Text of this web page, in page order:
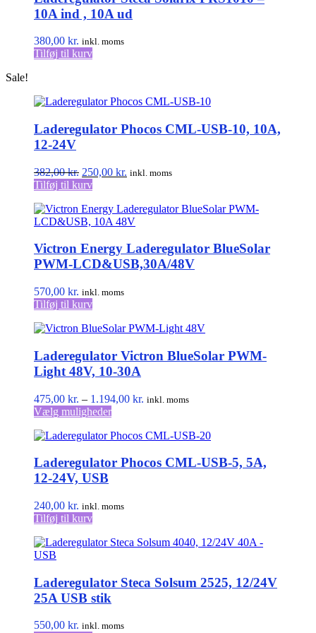
10A ind , 10A ud
380,00 kr. inkl. moms
Tilføj til kurv
Sale!
Laderegulator Phocos CML-USB-10, 10A,
12-24V
382,00kr. Den
oprindelige
var:
382,00 kr..
250,00 kr. Den
er:
250,00 kr..
inkl. moms
Tilføj til kurv
Victron Energy Laderegulator BlueSolar
PWM-LCD&USB,30A/48V
570,00 kr. inkl. moms
Tilføj til kurv
Laderegulator Victron BlueSolar PWM-
Light 48V, 10-30A
475,00 kr. – 1.194,00 kr. Prisinterval:
1.194,00 kr.
inkl. moms
Vælg mulighederDette
har
varianter.
på
Laderegulator Phocos CML-USB-5, 5A,
12-24V, USB
240,00 kr. inkl. moms
Tilføj til kurv
Laderegulator Steca Solsum 2525, 12/24V
25A USB stik
550,00 kr. inkl. moms